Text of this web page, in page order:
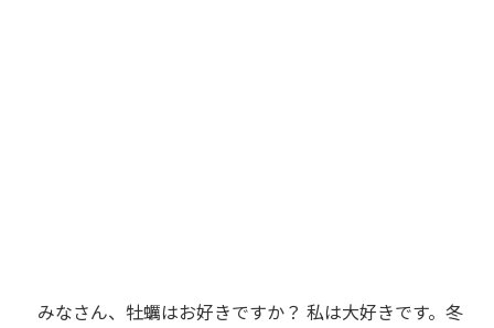
みなさん、牡蠣はお好きですか？ 私は大好きです。冬